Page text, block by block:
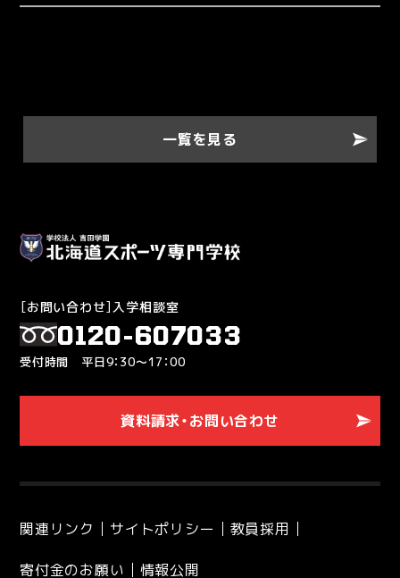
一覧を見る
［お問い合わせ］入学相談室
0120-607033
受付時間 平日9：30～17：00
資料請求・お問い合わせ
関連リンク サイトポリシー 教員採用
寄付金のお願い 情報公開